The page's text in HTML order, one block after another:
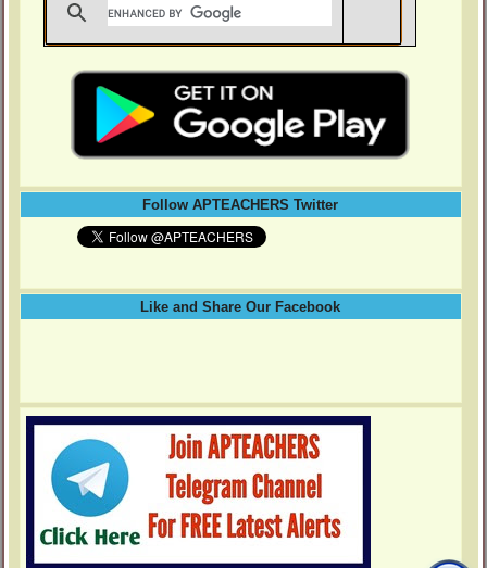
Follow APTEACHERS Twitter
Like and Share Our Facebook